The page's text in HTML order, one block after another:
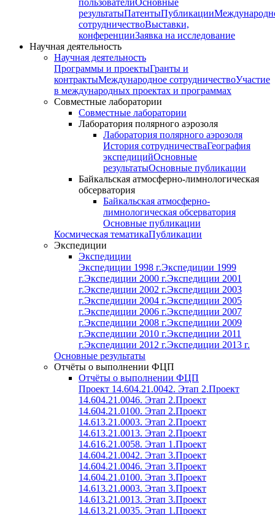
пользователиОсновные
результатыПатентыПубликации
сотрудничествоВыставки,
конференцииЗаявка на исследование
Научная деятельность
Научная деятельность
Программы и проектыГранты и
контрактыМеждународное сотрудничествоУчастие
в международных проектах и программах
Совместные лаборатории
Совместные лаборатории
Лаборатория полярного аэрозоля
Лаборатория полярного аэрозоля
История сотрудничестваГеография
экспедицийОсновные
результатыОсновные публикации
Байкальская атмосферно-лимнологическая
обсерватория
Байкальская атмосферно-
лимнологическая обсерватория
Основные публикации
Космическая тематикаПубликации
Экспедиции
Экспедиции
Экспедиции 1998 г.Экспедиции 1999
г.Экспедиции 2000 г.Экспедиции 2001
г.Экспедиции 2002 г.Экспедиции 2003
г.Экспедиции 2004 г.Экспедиции 2005
г.Экспедиции 2006 г.Экспедиции 2007
г.Экспедиции 2008 г.Экспедиции 2009
г.Экспедиции 2010 г.Экспедиции 2011
г.Экспедиции 2012 г.Экспедиции 2013 г.
Основные результаты
Отчёты о выполнении ФЦП
Отчёты о выполнении ФЦП
Проект 14.604.21.0042. Этап 2.Проект
14.604.21.0046. Этап 2.Проект
14.604.21.0100. Этап 2.Проект
14.613.21.0003. Этап 2.Проект
14.613.21.0013. Этап 2.Проект
14.616.21.0058. Этап 1.Проект
14.604.21.0042. Этап 3.Проект
14.604.21.0046. Этап 3.Проект
14.604.21.0100. Этап 3.Проект
14.613.21.0003. Этап 3.Проект
14.613.21.0013. Этап 3.Проект
14.613.21.0035. Этап 1.Проект